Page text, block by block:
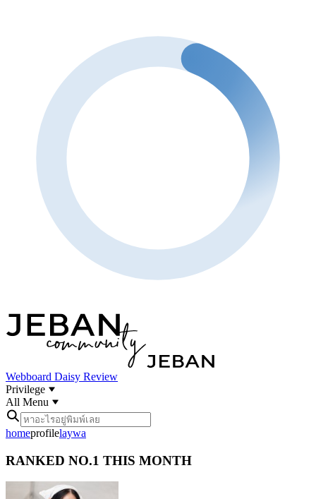
Webboard Daisy Review
Privilege
All Menu
homeprofilelaywa
RANKED NO.1 THIS MONTH